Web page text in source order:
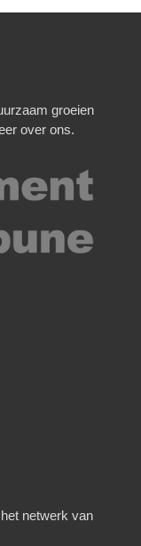
groeien
over ons.
netwerk van